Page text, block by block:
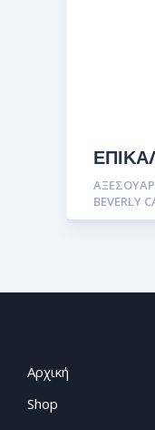
ΔΕΞΙΑ
ΑΞΕΣΟΥΑΡ
BEVERLY
Αρχική
Shop